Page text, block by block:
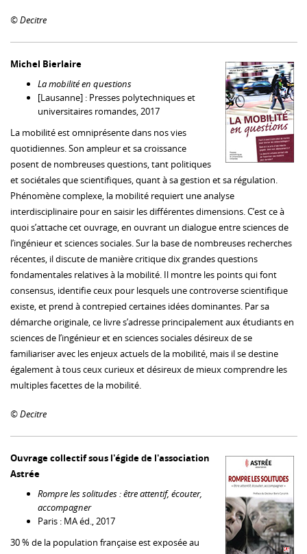
© Decitre
Michel Bierlaire
La mobilité en questions
[Lausanne] : Presses polytechniques et
universitaires romandes, 2017
La mobilité est omniprésente dans nos vies
quotidiennes. Son ampleur et sa croissance
posent de nombreuses questions, tant politiques
et sociétales que scientifiques, quant à sa gestion et sa régulation.
Phénomène complexe, la mobilité requiert une analyse
interdisciplinaire pour en saisir les différentes dimensions. C’est ce à
quoi s’attache cet ouvrage, en ouvrant un dialogue entre sciences de
l’ingénieur et sciences sociales. Sur la base de nombreuses recherches
récentes, il discute de manière critique dix grandes questions
fondamentales relatives à la mobilité. Il montre les points qui font
consensus, identifie ceux pour lesquels une controverse scientifique
existe, et prend à contrepied certaines idées dominantes. Par sa
démarche originale, ce livre s’adresse principalement aux étudiants en
sciences de l’ingénieur et en sciences sociales désireux de se
familiariser avec les enjeux actuels de la mobilité, mais il se destine
également à tous ceux curieux et désireux de mieux comprendre les
multiples facettes de la mobilité.
© Decitre
Ouvrage collectif sous l'égide de l'association
Astrée
Rompre les solitudes : être attentif, écouter,
accompagner
Paris : MA éd., 2017
30 % de la population française est exposée au